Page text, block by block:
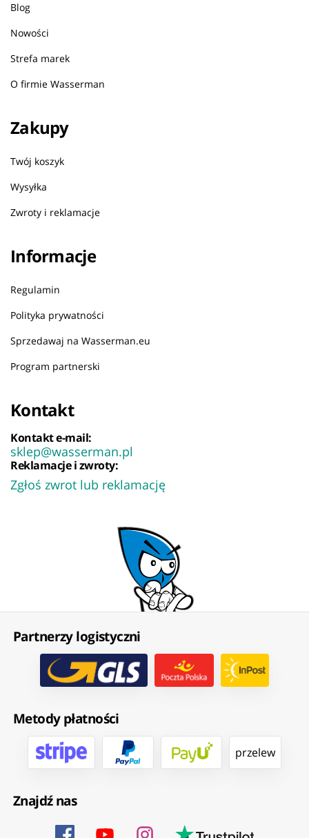
Blog
Nowości
Strefa marek
O firmie Wasserman
Zakupy
Twój koszyk
Wysyłka
Zwroty i reklamacje
Informacje
Regulamin
Polityka prywatności
Sprzedawaj na Wasserman.eu
Program partnerski
Kontakt
Kontakt e-mail:
sklep@wasserman.pl
Reklamacje i zwroty:
Zgłoś zwrot lub reklamację
Partnerzy logistyczni
Metody płatności
przelew
Znajdź nas